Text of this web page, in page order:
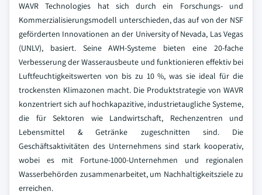
WAVR Technologies hat sich durch ein Forschungs- und
Kommerzialisierungsmodell unterschieden, das auf von der NSF
geförderten Innovationen an der University of Nevada, Las Vegas
(UNLV), basiert. Seine AWH-Systeme bieten eine 20-fache
Verbesserung der Wasserausbeute und funktionieren effektiv bei
Luftfeuchtigkeitswerten von bis zu 10 %, was sie ideal für die
trockensten Klimazonen macht. Die Produktstrategie von WAVR
konzentriert sich auf hochkapazitive, industrietaugliche Systeme,
die für Sektoren wie Landwirtschaft, Rechenzentren und
Lebensmittel & Getränke zugeschnitten sind. Die
Geschäftsaktivitäten des Unternehmens sind stark kooperativ,
wobei es mit Fortune-1000-Unternehmen und regionalen
Wasserbehörden zusammenarbeitet, um Nachhaltigkeitsziele zu
erreichen.